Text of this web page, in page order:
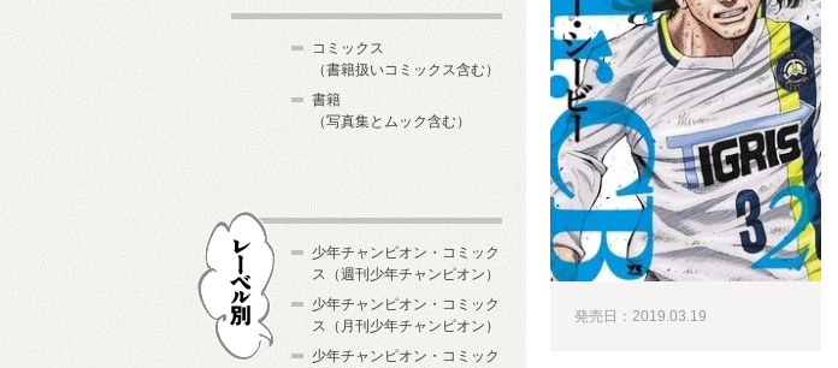
発売日：2019.03.19
コミックス
（書籍扱いコミックス含む）
書籍
（写真集とムック含む）
少年チャンピオン・コミック
ス（週刊少年チャンピオン）
少年チャンピオン・コミック
ス（月刊少年チャンピオン）
少年チャンピオン・コミック